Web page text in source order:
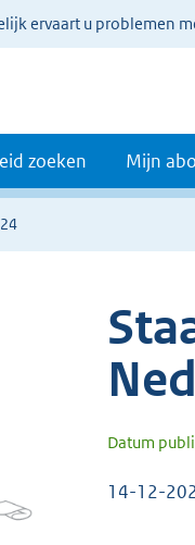
ervaart u problemen
zoeken Mijn
Datum
14-12-